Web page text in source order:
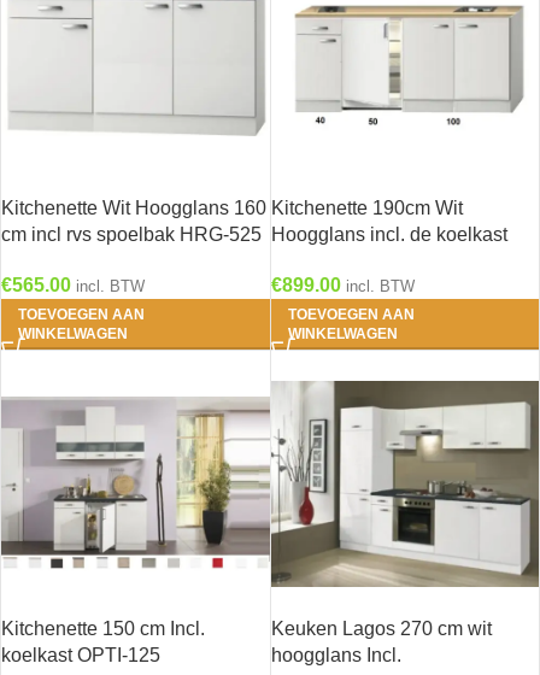
Kitchenette Wit Hoogglans 160
cm incl rvs spoelbak HRG-525
€565.00 incl. BTW
TOEVOEGEN AAN
WINKELWAGEN
Kitchenette 190cm Wit
Hoogglans incl. de koelkast
€899.00 incl. BTW
TOEVOEGEN AAN
WINKELWAGEN
Kitchenette 150 cm Incl.
koelkast OPTI-125
Keuken Lagos 270 cm wit
hoogglans Incl.